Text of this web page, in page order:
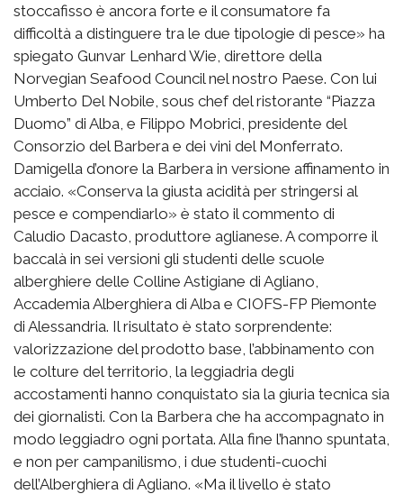
stoccafisso è ancora forte e il consumatore fa
difficoltà a distinguere tra le due tipologie di pesce» ha
spiegato Gunvar Lenhard Wie, direttore della
Norvegian Seafood Council nel nostro Paese. Con lui
Umberto Del Nobile, sous chef del ristorante “Piazza
Duomo” di Alba, e Filippo Mobrici, presidente del
Consorzio del Barbera e dei vini del Monferrato.
Damigella d’onore la Barbera in versione affinamento in
acciaio. «Conserva la giusta acidità per stringersi al
pesce e compendiarlo» è stato il commento di
Caludio Dacasto, produttore aglianese. A comporre il
baccalà in sei versioni gli studenti delle scuole
alberghiere delle Colline Astigiane di Agliano,
Accademia Alberghiera di Alba e CIOFS-FP Piemonte
di Alessandria. Il risultato è stato sorprendente:
valorizzazione del prodotto base, l’abbinamento con
le colture del territorio, la leggiadria degli
accostamenti hanno conquistato sia la giuria tecnica sia
dei giornalisti. Con la Barbera che ha accompagnato in
modo leggiadro ogni portata. Alla fine l’hanno spuntata,
e non per campanilismo, i due studenti-cuochi
dell’Alberghiera di Agliano. «Ma il livello è stato